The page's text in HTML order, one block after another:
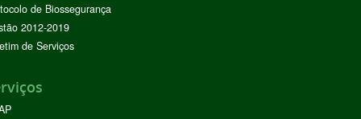
de Biossegurança
2012-2019
de Serviços